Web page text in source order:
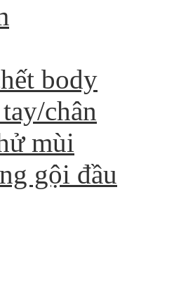
body
chân
mùi
gội đầu